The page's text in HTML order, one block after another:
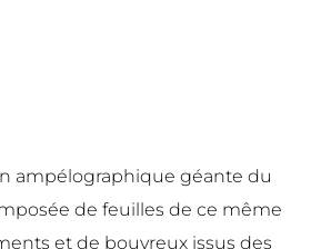
ampélographique géante du
de feuilles de ce même
et de bouvreux issus des